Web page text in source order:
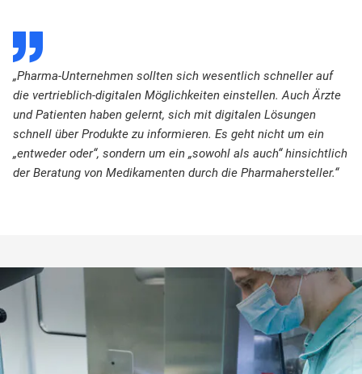
D
„Pharma-Unternehmen sollten sich wesentlich schneller auf
die vertrieblich-digitalen Möglichkeiten einstellen. Auch Ärzte
und Patienten haben gelernt, sich mit digitalen Lösungen
schnell über Produkte zu informieren. Es geht nicht um ein
„entweder oder“, sondern um ein „sowohl als auch“ hinsichtlich
der Beratung von Medikamenten durch die Pharmahersteller.“